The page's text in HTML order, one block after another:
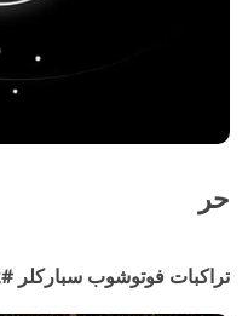
حر
تراكبات فوتوشوب سباركلر #32 "Glitter"